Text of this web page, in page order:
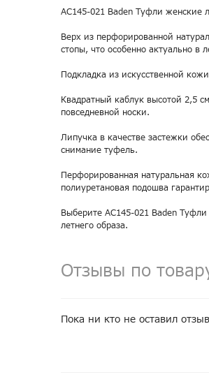
AC145-021 Baden Туфли женские
Верх из перфорированной
стопы, что особенно актуально в
Подкладка из искусственной
Квадратный каблук высотой 2,5
повседневной носки.
Липучка в качестве застежки
снимание туфель.
Перфорированная натуральная
полиуретановая подошва
Выберите AC145-021 Baden
летнего образа.
Отзывы по
Пока ни кто не оставил